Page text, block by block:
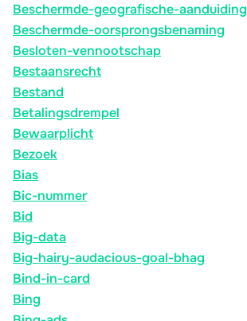
Beschermde-geografische-aanduiding
Beschermde-oorsprongsbenaming
Besloten-vennootschap
Bestaansrecht
Bestand
Betalingsdrempel
Bewaarplicht
Bezoek
Bias
Bic-nummer
Bid
Big-data
Big-hairy-audacious-goal-bhag
Bind-in-card
Bing